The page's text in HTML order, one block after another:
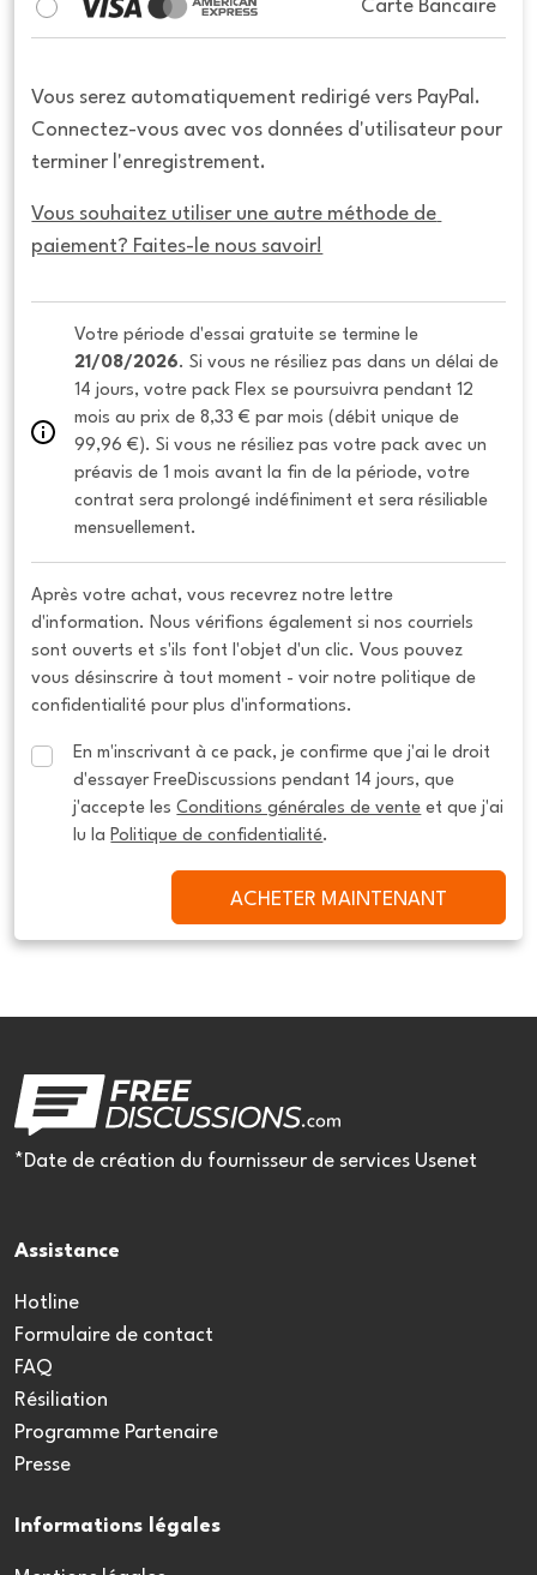
Carte Bancaire
Vous serez automatiquement redirigé vers PayPal.
Connectez-vous avec vos données d'utilisateur pour
terminer l'enregistrement.
Vous souhaitez utiliser une autre méthode de
paiement? Faites-le nous savoir!
21/08/2026. Si vous ne résiliez pas dans un délai de
14 jours, votre pack Flex se poursuivra pendant 12
mois au prix de 8,33 € par mois (débit unique de
99,96 €). Si vous ne résiliez pas votre pack avec un
préavis de 1 mois avant la fin de la période, votre
contrat sera prolongé indéfiniment et sera résiliable
mensuellement.
Après votre achat, vous recevrez notre lettre
d'information. Nous vérifions également si nos courriels
sont ouverts et s'ils font l'objet d'un clic. Vous pouvez
vous désinscrire à tout moment - voir notre politique de
confidentialité pour plus d'informations.
En m'inscrivant à ce pack, je confirme que j'ai le droit
d'essayer FreeDiscussions pendant 14 jours, que
j'accepte les Conditions générales de vente et que j'ai
lu la Politique de confidentialité.
ACHETER MAINTENANT
*Date de création du fournisseur de services Usenet
Assistance
Hotline
Formulaire de contact
FAQ
Résiliation
Programme Partenaire
Presse
Informations légales